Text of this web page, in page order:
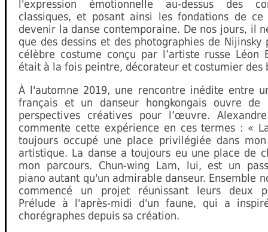
l'expression émotionnelle au-dessus des
classiques, et posant ainsi les fondations de
devenir la danse contemporaine. De nos jours, il
que des dessins et des photographies de Nijinsky
célèbre costume conçu par l’artiste russe Léon
était à la fois peintre, décorateur et costumier des
À l'automne 2019, une rencontre inédite entre
français et un danseur hongkongais ouvre de
perspectives créatives pour l’œuvre.
commente cette expérience en ces termes : «
toujours occupé une place privilégiée dans
artistique. La danse a toujours eu une place de
mon parcours. Chun-wing Lam, lui, est un
piano autant qu'un admirable danseur. Ensemble
commencé un projet réunissant leurs deux
Prélude à l'après-midi d'un faune, qui a
chorégraphes depuis sa création.